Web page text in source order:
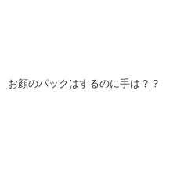
お顔のパックはするのに手は？？